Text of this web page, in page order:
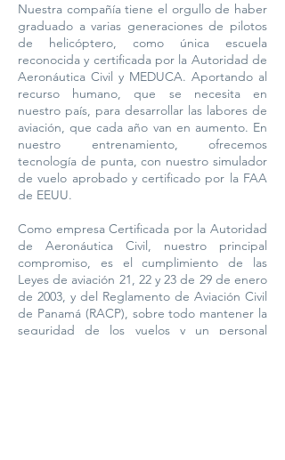
Nuestra compañía tiene el orgullo de haber
graduado a varias generaciones de pilotos
de helicóptero, como única escuela
reconocida y certificada por la Autoridad de
Aeronáutica Civil y MEDUCA. Aportando al
recurso humano, que se necesita en
nuestro país, para desarrollar las labores de
aviación, que cada año van en aumento. En
nuestro entrenamiento, ofrecemos
tecnología de punta, con nuestro simulador
de vuelo aprobado y certificado por la FAA
de EEUU.
Como empresa Certificada por la Autoridad
de Aeronáutica Civil, nuestro principal
compromiso, es el cumplimiento de las
Leyes de aviación 21, 22 y 23 de 29 de enero
de 2003, y del Reglamento de Aviación Civil
de Panamá (RACP), sobre todo mantener la
seguridad de los vuelos y un personal